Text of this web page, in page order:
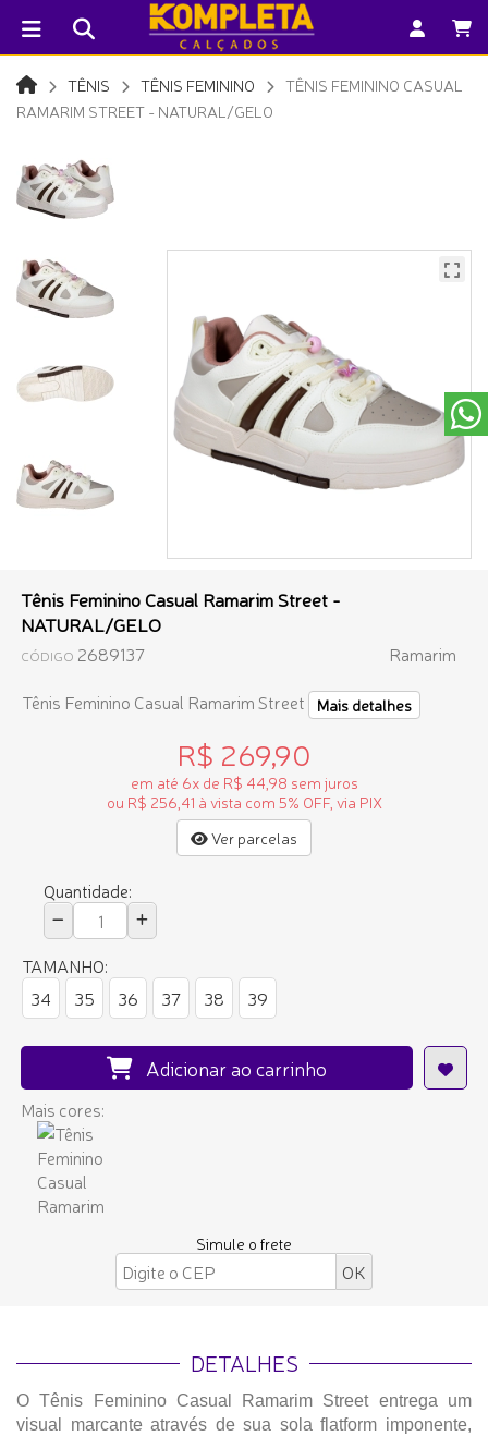
TÊNIS TÊNIS FEMININO
TÊNIS FEMININO CASUAL
RAMARIM STREET - NATURAL/GELO
Tênis Feminino Casual Ramarim Street -
NATURAL/GELO
CÓDIGO 2689137
Ramarim
Tênis Feminino Casual Ramarim Street
Mais detalhes
R$ 269,90
em até 6x de R$ 44,98 sem juros
ou R$ 256,41 à vista com 5% OFF, via PIX
Ver parcelas
Quantidade:
TAMANHO:
34
35 36 37 38 39
Adicionar ao carrinho
Mais cores:
Simule o frete
DETALHES
O Tênis Feminino Casual Ramarim Street entrega um
visual marcante através de sua sola flatform imponente,